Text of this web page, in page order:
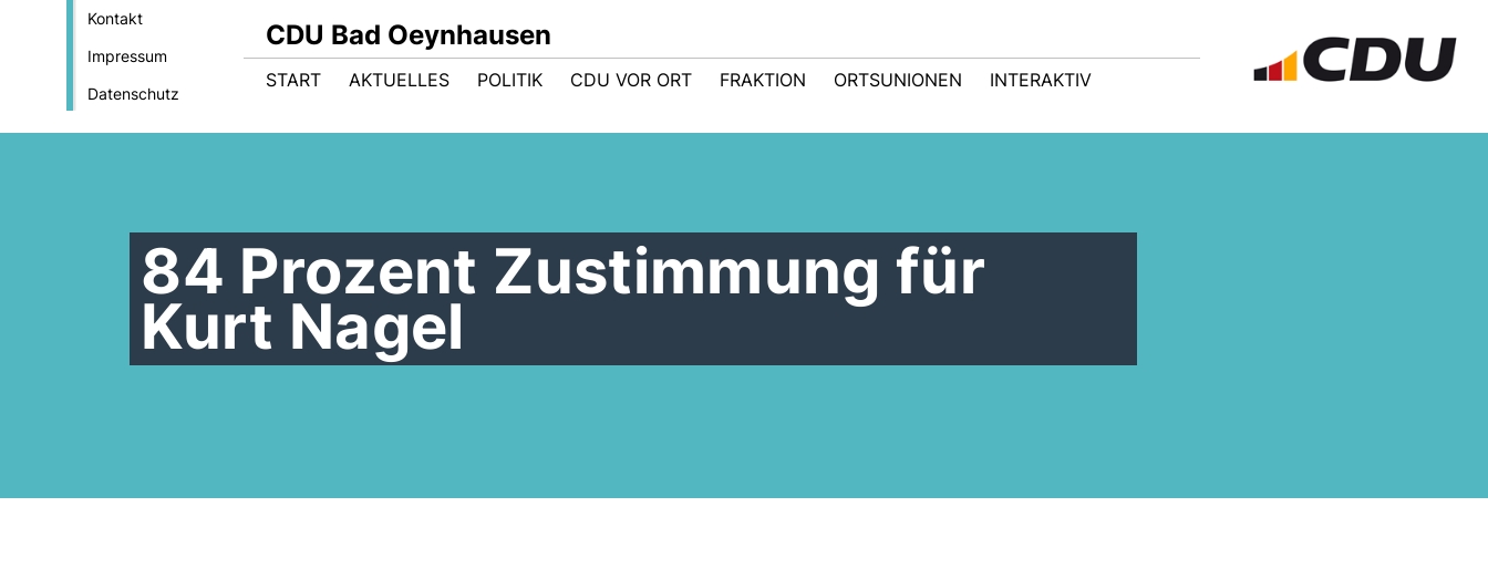
Kontakt
Impressum
Datenschutz
CDU Bad Oeynhausen
START AKTUELLES POLITIK CDU VOR ORT FRAKTION ORTSUNIONEN INTERAKTIV
84 Prozent Zustimmung für
Kurt Nagel